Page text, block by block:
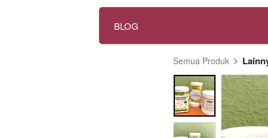
BLOG
Semua Produk